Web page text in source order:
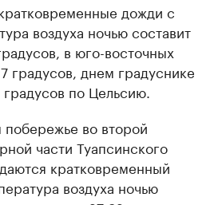
дожди с
воздуха ночью составит
в юго-восточных
градусов, днем градуснике
по Цельсию.
во второй
части Туапсинского
кратковременный
воздуха ночью